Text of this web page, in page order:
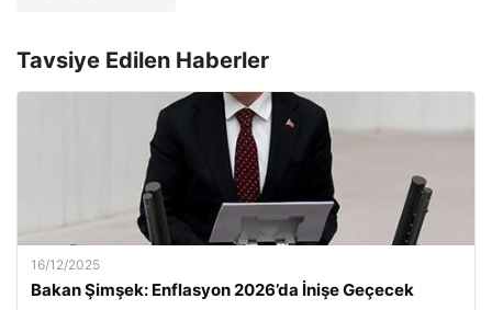
Tavsiye Edilen Haberler
16/12/2025
Bakan Şimşek: Enflasyon 2026’da İnişe Geçecek